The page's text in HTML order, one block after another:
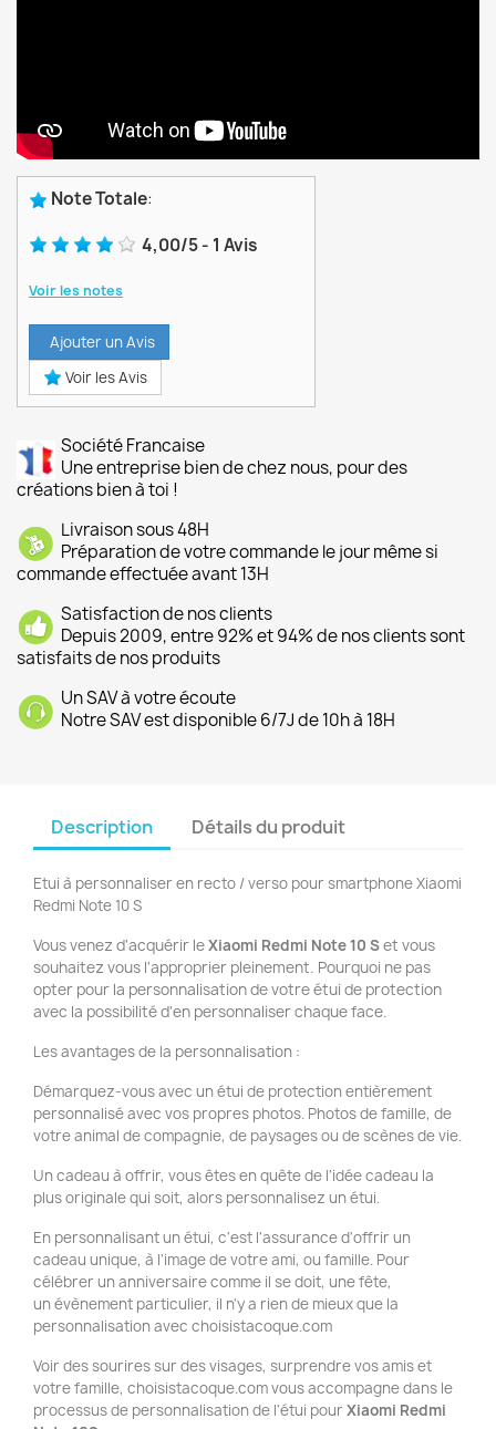
Note Totale:
4,00/5- 1 Avis
Voir les notes
Ajouter un Avis
Voir les Avis
Société Francaise
Une entreprise bien de chez nous, pour des
créations bien à toi !
Livraison sous 48H
Préparation de votre commande le jour même si
commande effectuée avant 13H
Satisfaction de nos clients
Depuis 2009, entre 92% et 94% de nos clients sont
satisfaits de nos produits
Un SAV à votre écoute
Notre SAV est disponible 6/7J de 10h à 18H
Description Détails du produit
Etui à personnaliser en recto / verso pour smartphone Xiaomi
Redmi Note 10 S
Vous venez d'acquérir leXiaomi Redmi Note 10 Set vous
souhaitez vous l'approprier pleinement. Pourquoi ne pas
opter pour la personnalisation de votre étui de protection
avec la possibilité d'en personnaliser chaque face.
Les avantages de la personnalisation :
Démarquez-vous avec un étui de protection entièrement
personnalisé avec vos propres photos. Photos de famille, de
votre animal de compagnie, de paysages ou de scènes de vie.
Un cadeau à offrir, vous êtes en quête de l'idée cadeau la
plus originale qui soit, alors personnalisez un étui.
En personnalisant un étui, c'est l'assurance d'offrir un
cadeau unique, à l'image de votre ami, ou famille. Pour
célébrer un anniversaire comme il se doit, une fête,
un évènement particulier, il n'y a rien de mieux que la
personnalisation avec choisistacoque.com
Voir des sourires sur des visages, surprendre vos amis et
votre famille, choisistacoque.com vous accompagne dans le
processus de personnalisation de l'étui pour Xiaomi Redmi